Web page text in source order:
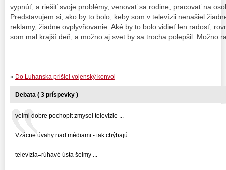
vypnúť, a riešiť svoje problémy, venovať sa rodine, pracovať na
Predstavujem si, ako by to bolo, keby som v televízii nenašiel
reklamy, žiadne ovplyvňovanie. Aké by to bolo vidieť len radosť,
som mal krajší deň, a možno aj svet by sa trocha polepšil. Možno
« Do Luhanska prišiel vojenský konvoj
Debata ( 3 príspevky )
velmi dobre pochopit zmysel televizie ...
Vzácne úvahy nad médiami - tak chýbajú... ...
televízia=rúhavé ústa šelmy ...